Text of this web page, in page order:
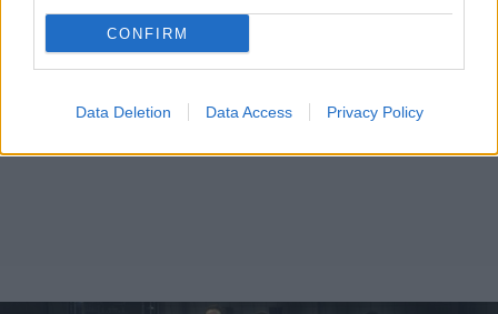
CONFIRM
Data Deletion Data Access Privacy Policy